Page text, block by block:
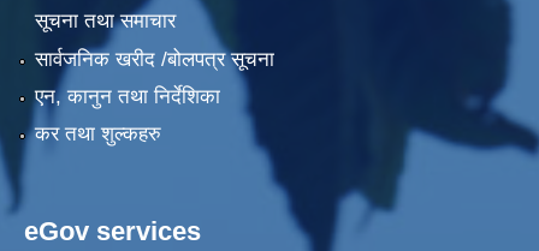
सूचना तथा समाचार
सार्वजनिक खरीद /बोलपत्र सूचना
एन, कानुन तथा निर्देशिका
कर तथा शुल्कहरु
eGov services